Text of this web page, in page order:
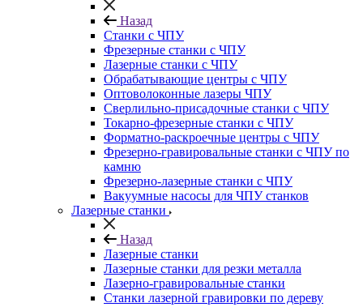
Назад
Станки с ЧПУ
Фрезерные станки с ЧПУ
Лазерные станки с ЧПУ
Обрабатывающие центры с ЧПУ
Оптоволоконные лазеры ЧПУ
Сверлильно-присадочные станки с ЧПУ
Токарно-фрезерные станки с ЧПУ
Форматно-раскроечные центры с ЧПУ
Фрезерно-гравировальные станки с ЧПУ по
камню
Фрезерно-лазерные станки с ЧПУ
Вакуумные насосы для ЧПУ станков
Лазерные станки
Назад
Лазерные станки
Лазерные станки для резки металла
Лазерно-гравировальные станки
Станки лазерной гравировки по дереву